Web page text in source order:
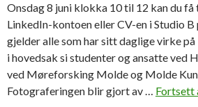
i
s
i
s
h
o
Onsdag 8 juni klokka 10 til 12 kan du
LinkedIn-kontoen eller CV-en i Studio
gjelder alle som har sitt daglige virke
i hovedsak si studenter og ansatte ved
ved Møreforsking Molde og Molde
Fotograferingen blir gjort av … Fortsett